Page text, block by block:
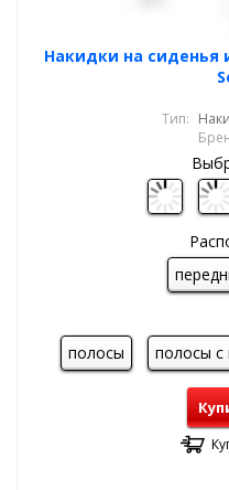
Накидки на сиденья
Тип:
полосы
полосы с